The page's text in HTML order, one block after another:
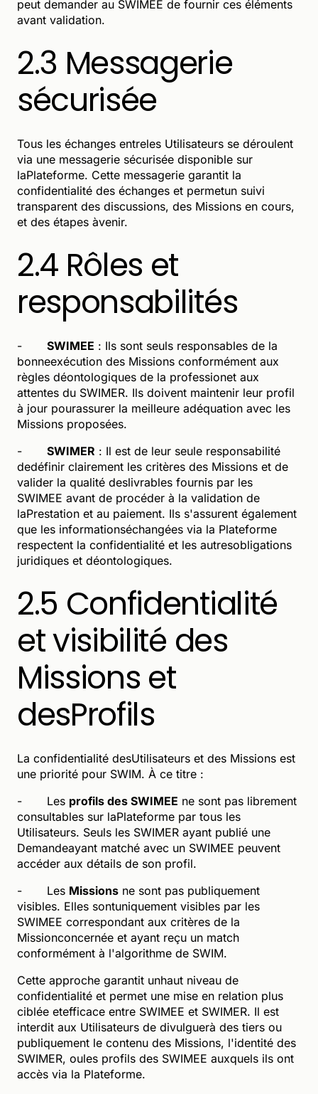
peut demander au SWIMEE de fournir ces éléments
avant validation.
2.3 Messagerie
sécurisée
Tous les échanges entreles Utilisateurs se déroulent
via une messagerie sécurisée disponible sur
laPlateforme. Cette messagerie garantit la
confidentialité des échanges et permetun suivi
transparent des discussions, des Missions en cours,
et des étapes àvenir.
2.4 Rôles et
responsabilités
- SWIMEE : Ils sont seuls responsables de la
bonneexécution des Missions conformément aux
règles déontologiques de la professionet aux
attentes du SWIMER. Ils doivent maintenir leur profil
à jour pourassurer la meilleure adéquation avec les
Missions proposées.
- SWIMER : Il est de leur seule responsabilité
dedéfinir clairement les critères des Missions et de
valider la qualité deslivrables fournis par les
SWIMEE avant de procéder à la validation de
laPrestation et au paiement. Ils s'assurent également
que les informationséchangées via la Plateforme
respectent la confidentialité et les autresobligations
juridiques et déontologiques.
2.5 Confidentialité
et visibilité des
Missions et
desProfils
La confidentialité desUtilisateurs et des Missions est
une priorité pour SWIM. À ce titre :
- Les profils des SWIMEE ne sont pas librement
consultables sur laPlateforme par tous les
Utilisateurs. Seuls les SWIMER ayant publié une
Demandeayant matché avec un SWIMEE peuvent
accéder aux détails de son profil.
- Les Missions ne sont pas publiquement
visibles. Elles sontuniquement visibles par les
SWIMEE correspondant aux critères de la
Missionconcernée et ayant reçu un match
conformément à l'algorithme de SWIM.
Cette approche garantit unhaut niveau de
confidentialité et permet une mise en relation plus
ciblée etefficace entre SWIMEE et SWIMER. Il est
interdit aux Utilisateurs de divulguerà des tiers ou
publiquement le contenu des Missions, l'identité des
SWIMER, oules profils des SWIMEE auxquels ils ont
accès via la Plateforme.